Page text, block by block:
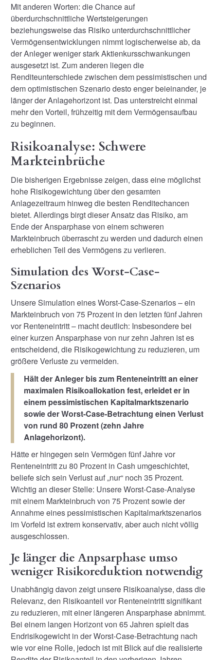
Mit anderen Worten: die Chance auf
überdurchschnittliche Wertsteigerungen
beziehungsweise das Risiko unterdurchschnittlicher
Vermögensentwicklungen nimmt logischerweise ab, da
der Anleger weniger stark Aktienkursschwankungen
ausgesetzt ist. Zum anderen liegen die
Renditeunterschiede zwischen dem pessimistischen und
dem optimistischen Szenario desto enger beieinander, je
länger der Anlagehorizont ist. Das unterstreicht einmal
mehr den Vorteil, frühzeitig mit dem Vermögensaufbau
zu beginnen.
Risikoanalyse: Schwere
Markteinbrüche
Die bisherigen Ergebnisse zeigen, dass eine möglichst
hohe Risikogewichtung über den gesamten
Anlagezeitraum hinweg die besten Renditechancen
bietet. Allerdings birgt dieser Ansatz das Risiko, am
Ende der Ansparphase von einem schweren
Markteinbruch überrascht zu werden und dadurch einen
erheblichen Teil des Vermögens zu verlieren.
Simulation des Worst-Case-
Szenarios
Unsere Simulation eines Worst-Case-Szenarios – ein
Markteinbruch von 75 Prozent in den letzten fünf Jahren
vor Renteneintritt – macht deutlich: Insbesondere bei
einer kurzen Ansparphase von nur zehn Jahren ist es
entscheidend, die Risikogewichtung zu reduzieren, um
größere Verluste zu vermeiden.
Hält der Anleger bis zum Renteneintritt an einer
maximalen Risikoallokation fest, erleidet er in
einem pessimistischen Kapitalmarktszenario
sowie der Worst-Case-Betrachtung einen Verlust
von rund 80 Prozent (zehn Jahre
Anlagehorizont).
Hätte er hingegen sein Vermögen fünf Jahre vor
Renteneintritt zu 80 Prozent in Cash umgeschichtet,
beliefe sich sein Verlust auf „nur“ noch 35 Prozent.
Wichtig an dieser Stelle: Unsere Worst-Case-Analyse
mit einem Markteinbruch von 75 Prozent sowie der
Annahme eines pessimistischen Kapitalmarktszenarios
im Vorfeld ist extrem konservativ, aber auch nicht völlig
ausgeschlossen.
Je länger die Anpsarphase umso
weniger Risikoreduktion notwendig
Unabhängig davon zeigt unsere Risikoanalyse, dass die
Relevanz, den Risikoanteil vor Renteneintritt signifikant
zu reduzieren, mit einer längeren Ansparphase abnimmt.
Bei einem langen Horizont von 65 Jahren spielt das
Endrisikogewicht in der Worst-Case-Betrachtung nach
wie vor eine Rolle, jedoch ist mit Blick auf die realisierte